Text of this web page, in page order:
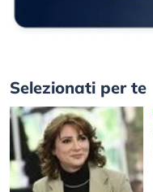
Selezionati per te